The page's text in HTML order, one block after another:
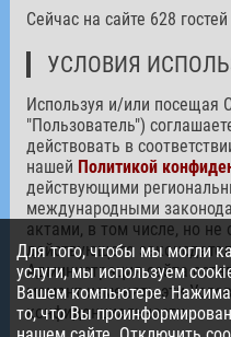
Сейчас на сайте 628
УСЛОВИЯ
Используя и/или посещая
"Пользователь")
действовать в
нашей Политикой
действующими
международными
актами, в том числе, но не
действующего
Администрация сайта
момент изменять эти
конфиденциальности.
Для того, чтобы мы могли
услуги, мы используем
Вашем компьютере.
то, что Вы